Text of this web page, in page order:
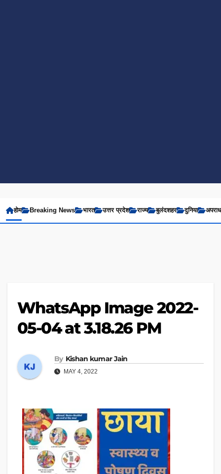
होम Breaking News भारत उत्तर प्रदेश राज्य बुलंदशहर दुनिया अपराध
WhatsApp Image 2022-
05-04 at 3.18.26 PM
By Kishan kumar Jain
MAY 4, 2022